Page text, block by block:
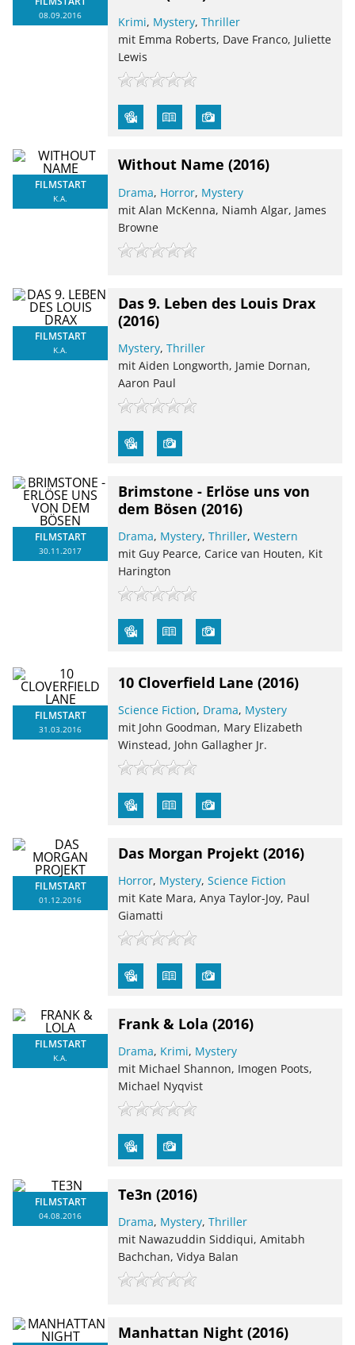
08.09.2016 Krimi, Mystery,Thriller
mit Emma Roberts, Dave Franco, Juliette
Lewis
FILMSTART
K.A.
Without Name (2016)
Drama, Horror, Mystery
mit Alan McKenna, Niamh Algar, James
Browne
FILMSTART
K.A.
Das 9. Leben des Louis Drax
(2016)
Mystery,Thriller
mit Aiden Longworth, Jamie Dornan,
Aaron Paul
FILMSTART
30.11.2017
Brimstone - Erlöse uns von
dem Bösen (2016)
Drama, Mystery,Thriller,Western
mit Guy Pearce, Carice van Houten, Kit
Harington
FILMSTART
31.03.2016
10 Cloverfield Lane (2016)
Science Fiction, Drama, Mystery
mit John Goodman, Mary Elizabeth
Winstead, John Gallagher Jr.
FILMSTART
01.12.2016
Das Morgan Projekt (2016)
Horror, Mystery,Science Fiction
mit Kate Mara, Anya Taylor-Joy, Paul
Giamatti
FILMSTART
K.A.
Frank & Lola (2016)
Drama, Krimi, Mystery
mit Michael Shannon, Imogen Poots,
Michael Nyqvist
FILMSTART
04.08.2016
Te3n (2016)
Drama, Mystery,Thriller
mit Nawazuddin Siddiqui, Amitabh
Bachchan, Vidya Balan
Manhattan Night (2016)